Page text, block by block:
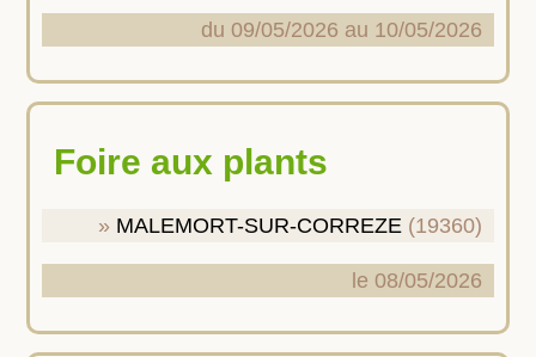
du 09/05/2026 au 10/05/2026
Foire aux plants
MALEMORT-SUR-CORREZE (19360)
le 08/05/2026